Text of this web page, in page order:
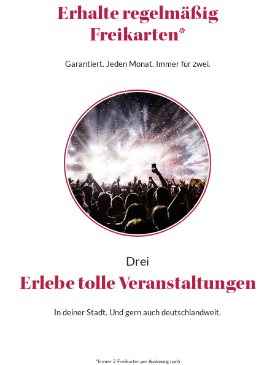
Erhalte regelmäßig
Freikarten*
Garantiert. Jeden Monat. Immer für zwei.
Drei
Erlebe tolle Veranstaltungen
In deiner Stadt. Und gern auch deutschlandweit.
*Immer 2 Freikarten per Auslosung nach